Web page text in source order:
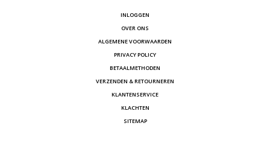
INLOGGEN
OVER ONS
ALGEMENE VOORWAARDEN
PRIVACY POLICY
BETAALMETHODEN
VERZENDEN & RETOURNEREN
KLANTENSERVICE
KLACHTEN
SITEMAP